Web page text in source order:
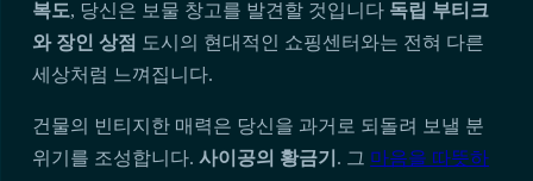
복도, 당신은 보물 창고를 발견할 것입니다 독립 부티크
와 장인 상점 도시의 현대적인 쇼핑센터와는 전혀 다른
세상처럼 느껴집니다.
건물의 빈티지한 매력은 당신을 과거로 되돌려 보낼 분
위기를 조성합니다.사이공의 황금기 . 그 마음을 따뜻하